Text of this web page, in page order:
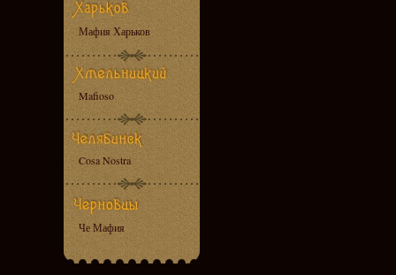
Мафия Харьков
Mafioso
Cosa Nostra
Че Мафия